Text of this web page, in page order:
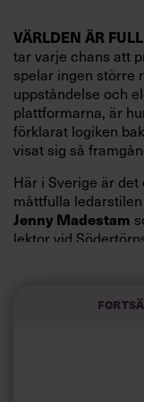
VÄRLDEN ÄR FULL
tar varje chans att
spelar ingen större
uppståndelse och
plattformarna, är
förklarat logiken
visat sig så
Här i Sverige är
måttfulla
Jenny Madestam
lektor vid
kompetenta och
spelevink i
önskningar som